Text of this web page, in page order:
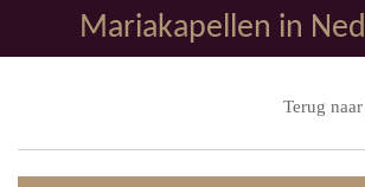
direct
Mariakapellen in
Terug naar